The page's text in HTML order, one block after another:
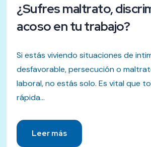
¿Sufres maltrato,
acoso en tu trabajo?
Si estás viviendo situaciones de
desfavorable, persecución o
laboral, no estás solo. Es vital que
rápida...
Leer más